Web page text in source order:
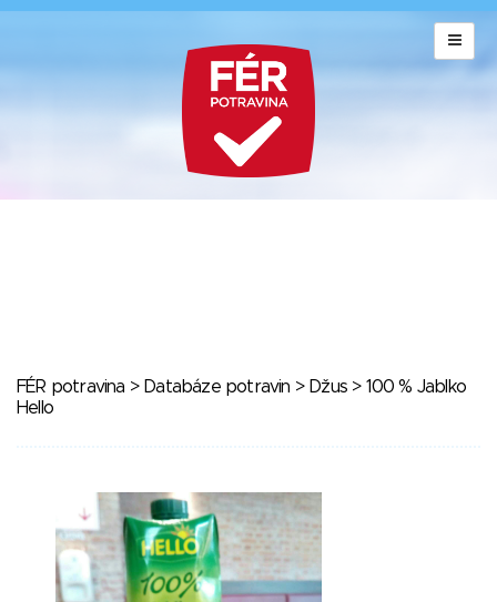
FÉR potravina > Databáze potravin > Džus > 100 % Jablko
Hello